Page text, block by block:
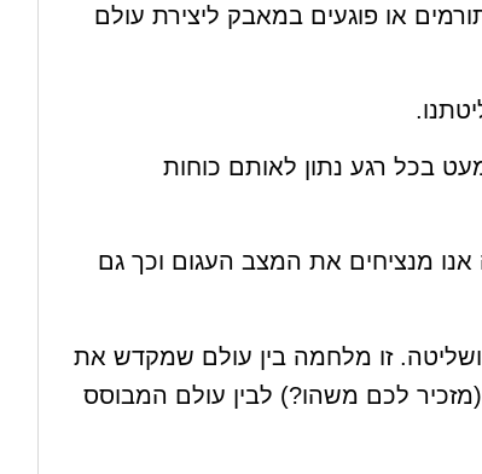
או פוגעים במאבק ליצירת עולם
בכל רגע נתון לאותם כוחות
מנציחים את המצב העגום וכך גם
זו מלחמה בין עולם שמקדש את
לכם משהו?) לבין עולם המבוסס